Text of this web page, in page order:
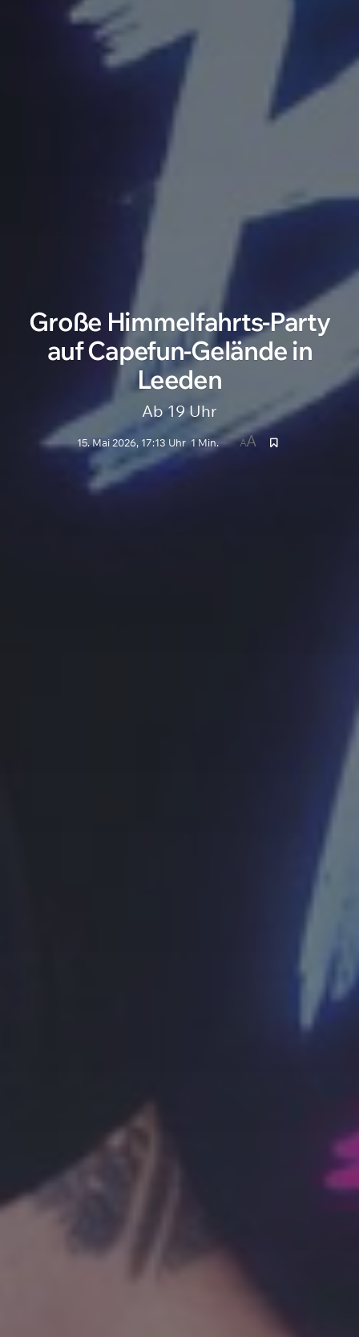
Große Himmelfahrts-Party
auf Capefun-Gelände in
Leeden
Ab 19 Uhr
15. Mai 2026, 17:13 Uhr 1 Min. AA